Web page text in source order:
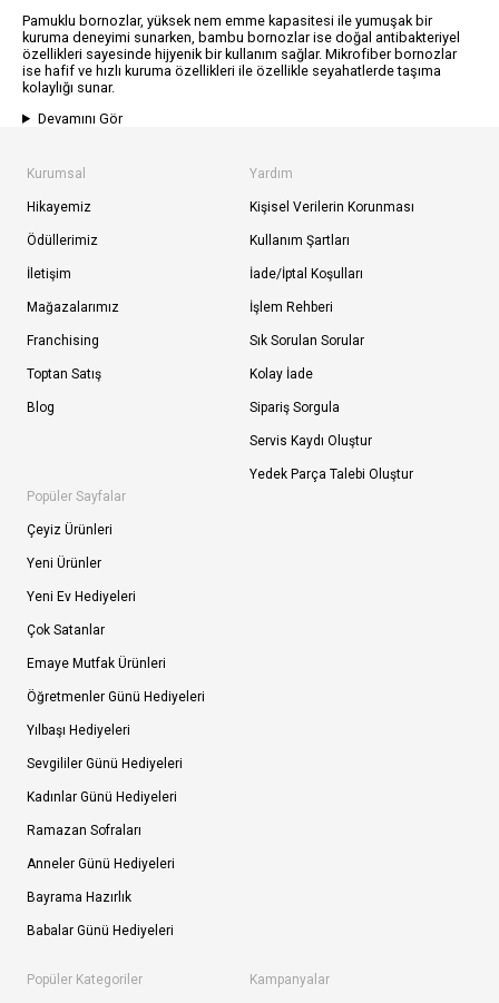
Pamuklu bornozlar, yüksek nem emme kapasitesi ile yumuşak bir
kuruma deneyimi sunarken, bambu bornozlar ise doğal antibakteriyel
özellikleri sayesinde hijyenik bir kullanım sağlar. Mikrofiber bornozlar
ise hafif ve hızlı kuruma özellikleri ile özellikle seyahatlerde taşıma
kolaylığı sunar.
Devamını Gör
Kurumsal
Hikayemiz
Ödüllerimiz
İletişim
Mağazalarımız
Franchising
Toptan Satış
Blog
Yardım
Kişisel Verilerin Korunması
Kullanım Şartları
İade/İptal Koşulları
İşlem Rehberi
Sık Sorulan Sorular
Kolay İade
Sipariş Sorgula
Servis Kaydı Oluştur
Yedek Parça Talebi Oluştur
Popüler Sayfalar
Çeyiz Ürünleri
Yeni Ürünler
Yeni Ev Hediyeleri
Çok Satanlar
Emaye Mutfak Ürünleri
Öğretmenler Günü Hediyeleri
Yılbaşı Hediyeleri
Sevgililer Günü Hediyeleri
Kadınlar Günü Hediyeleri
Ramazan Sofraları
Anneler Günü Hediyeleri
Bayrama Hazırlık
Babalar Günü Hediyeleri
Popüler Kategoriler Kampanyalar